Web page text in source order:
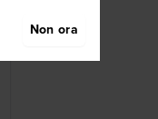
Non ora